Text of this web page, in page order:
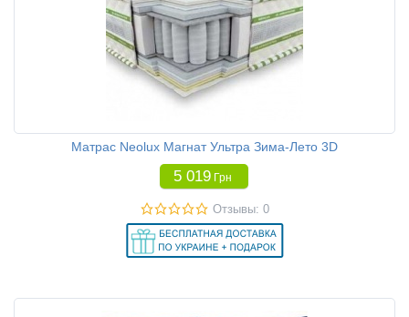
Матрас Neolux Магнат Ультра Зима-Лето 3D
5 019 Грн
Отзывы: 0